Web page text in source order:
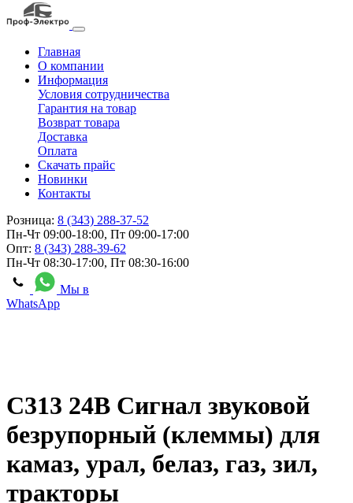
Главная
О компании
Информация
Условия сотрудничества
Гарантия на товар
Возврат товара
Доставка
Оплата
Скачать прайс
Новинки
Контакты
Розница: 8 (343) 288-37-52
Пн-Чт 09:00-18:00, Пт 09:00-17:00
Опт: 8 (343) 288-39-62
Пн-Чт 08:30-17:00, Пт 08:30-16:00
Мы в
WhatsApp
С313 24В Сигнал звуковой
безрупорный (клеммы) для
камаз, урал, белаз, газ, зил,
тракторы